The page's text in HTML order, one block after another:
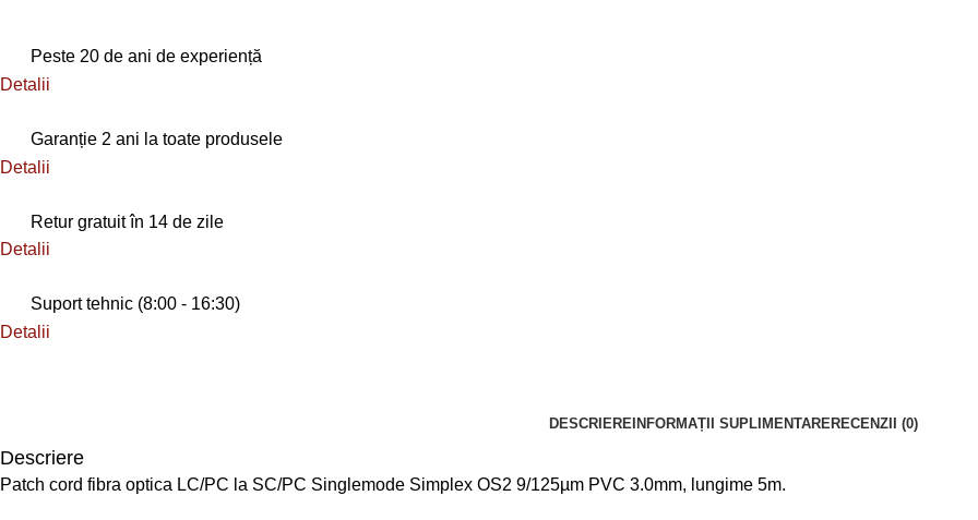
Peste 20 de ani de experiență
Detalii
Garanție 2 ani la toate produsele
Detalii
Retur gratuit în 14 de zile
Detalii
Suport tehnic (8:00 - 16:30)
Detalii
DESCRIEREINFORMAȚII SUPLIMENTARERECENZII (0)
Descriere
Patch cord fibra optica LC/PC la SC/PC Singlemode Simplex OS2 9/125µm PVC 3.0mm, lungime 5m.